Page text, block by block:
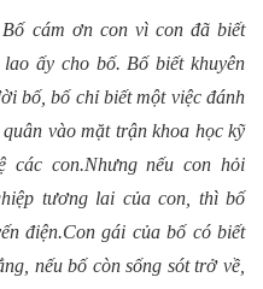
cám ơn con vì con đã biết
ấy cho bố. Bố biết khuyên
bố, bố chỉ biết một việc đánh
vào mặt trận khoa học kỹ
các con.Nhưng nếu con hỏi
tương lai của con, thì bố
điện.Con gái của bố có biết
nếu bố còn sống sót trở về,